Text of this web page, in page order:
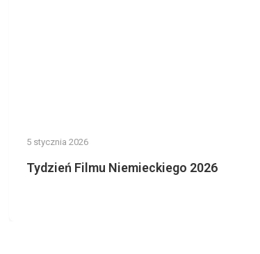
5 stycznia 2026
Tydzień Filmu Niemieckiego 2026